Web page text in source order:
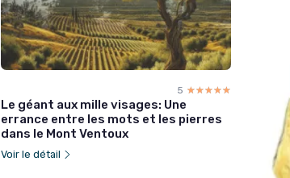
5 ☆☆☆☆☆
★★★★★
Le géant aux mille visages: Une
errance entre les mots et les pierres
dans le Mont Ventoux
Voir le détail